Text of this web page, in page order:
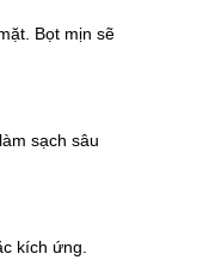
Bọt mịn sẽ
sạch sâu
kích ứng.